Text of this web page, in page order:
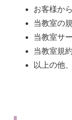
お客様か
当教室の
当教室サ
当教室規
以上の他